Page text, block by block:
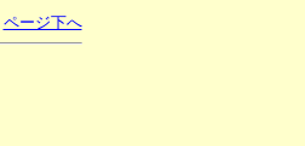
ページ下へ